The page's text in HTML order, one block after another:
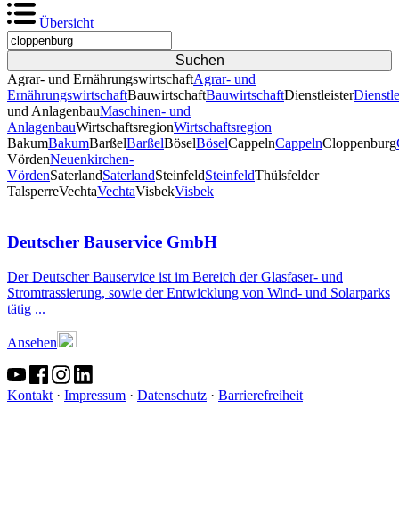
Übersicht
Agrar- und ErnährungswirtschaftAgrar- und
ErnährungswirtschaftBauwirtschaftBauwirtschaftDienstleister
und AnlagenbauMaschinen- und
AnlagenbauWirtschaftsregionWirtschaftsregion
BakumBakumBarßelBarßelBöselBöselCappelnCappelnCloppenburg
VördenNeuenkirchen-
VördenSaterlandSaterlandSteinfeldSteinfeldThülsfelder
TalsperreVechtaVechtaVisbekVisbek
Deutscher Bauservice GmbH
Der Deutscher Bauservice ist im Bereich der Glasfaser- und
Stromtrassierung, sowie der Entwicklung von Wind- und Solarparks
tätig ...
Ansehen
Kontakt · Impressum · Datenschutz · Barrierefreiheit